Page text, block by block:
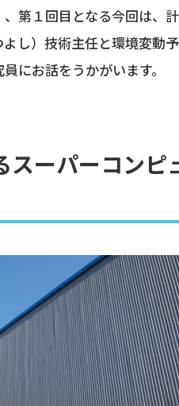
第１回目となる今回は、
し）技術主任と環境変動
にお話をうかがいます。
スーパーコンピ